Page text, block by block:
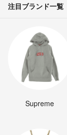
注目ブランド一覧
Supreme